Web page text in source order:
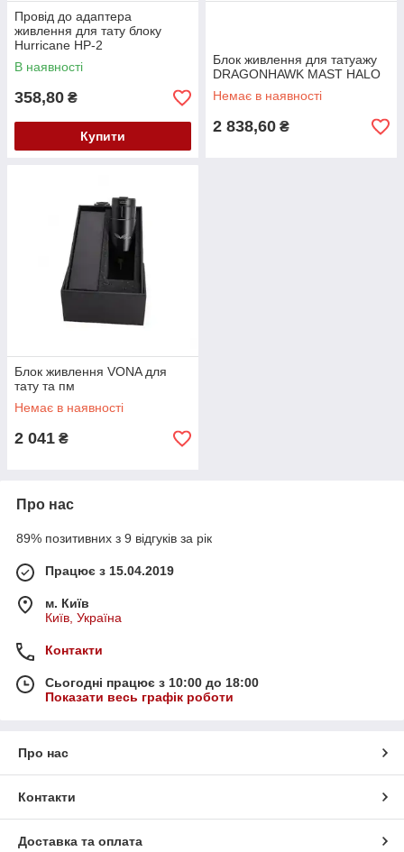
Провід до адаптера
живлення для тату блоку
Hurricane HP-2
В наявності
358,80 ₴
Купити
Блок живлення для татуажу
DRAGONHAWK MAST HALO
Немає в наявності
2 838,60 ₴
Блок живлення VONA для
тату та пм
Немає в наявності
2 041 ₴
Про нас
89% позитивних з 9 відгуків за рік
Працює з 15.04.2019
м. Київ
Київ, Україна
Контакти
Сьогодні працює з 10:00 до 18:00
Показати весь графік роботи
Про нас
Контакти
Доставка та оплата